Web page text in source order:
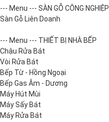
--- Menu --- SÀN GỖ CÔNG NGHIỆP
Sàn Gỗ Liên Doanh
--- Menu --- THIẾT BỊ NHÀ BẾP
Chậu Rửa Bát
Vòi Rửa Bát
Bếp Từ - Hồng Ngoại
Bếp Gas Âm - Dương
Máy Hút Mùi
Máy Sấy Bát
Máy Rửa Bát